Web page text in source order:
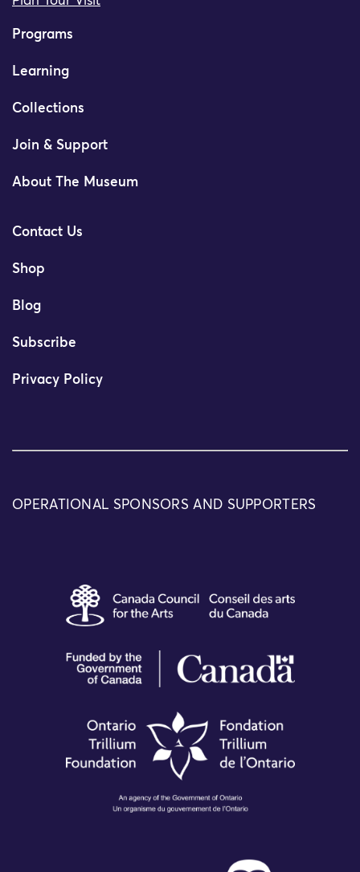
Programs
Learning
Collections
Join & Support
About The Museum
Contact Us
Shop
Blog
Subscribe
Privacy Policy
OPERATIONAL SPONSORS AND SUPPORTERS